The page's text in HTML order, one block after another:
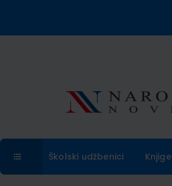
Školski udžbenici Knjige